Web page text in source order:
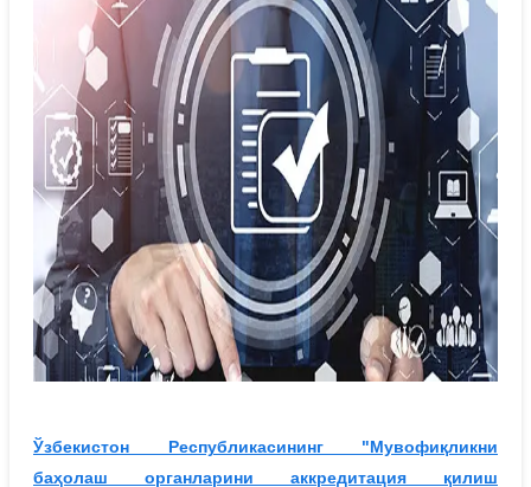
Ўзбекистон Республикасининг "Мувофиқликни
баҳолаш органларини аккредитация қилиш